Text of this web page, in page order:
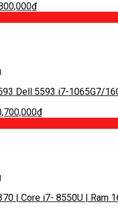
₫
Dell 5593 i7-1065G7/
₫
| Core i7- 8550U | Ram